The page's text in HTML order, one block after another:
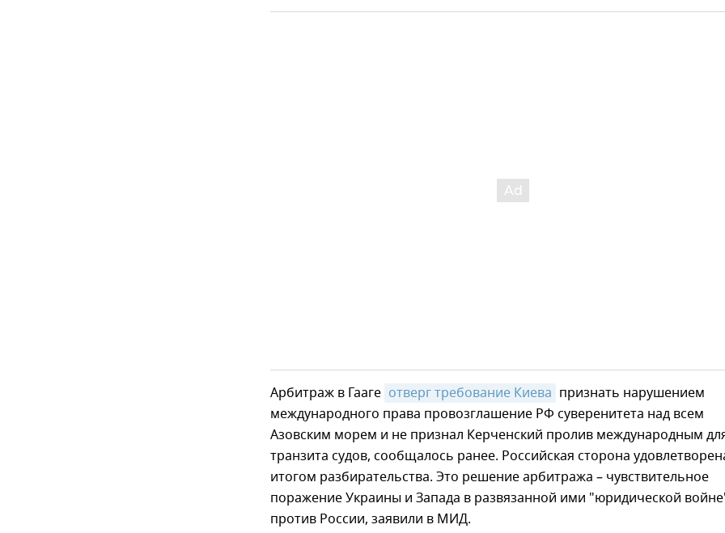
Арбитраж в Гааге отверг требование Киева признать нарушением
международного права провозглашение РФ суверенитета над всем
Азовским морем и не признал Керченский пролив международным
транзита судов, сообщалось ранее. Российская сторона
итогом разбирательства. Это решение арбитража – чувствительное
поражение Украины и Запада в развязанной ими "юридической
против России, заявили в МИД.